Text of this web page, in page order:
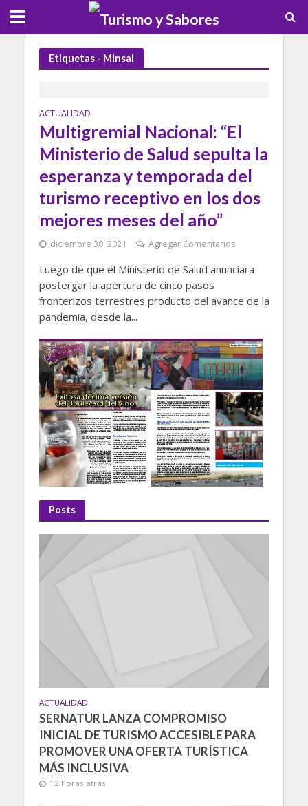
Etiquetas - Minsal
ACTUALIDAD
Multigremial Nacional: “El
Ministerio de Salud sepulta la
esperanza y temporada del
turismo receptivo en los dos
mejores meses del año”
diciembre 30, 2021 Agregar Comentarios
Luego de que el Ministerio de Salud anunciara
postergar la apertura de cinco pasos
fronterizos terrestres producto del avance de la
pandemia, desde la...
Posts
ACTUALIDAD
SERNATUR LANZA COMPROMISO
INICIAL DE TURISMO ACCESIBLE PARA
PROMOVER UNA OFERTA TURÍSTICA
MÁS INCLUSIVA
12 horas atrás